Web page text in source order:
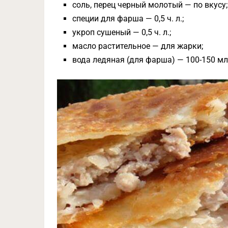
соль, перец черный молотый — по вкусу;
специи для фарша — 0,5 ч. л.;
укроп сушеный — 0,5 ч. л.;
масло растительное — для жарки;
вода ледяная (для фарша) — 100-150